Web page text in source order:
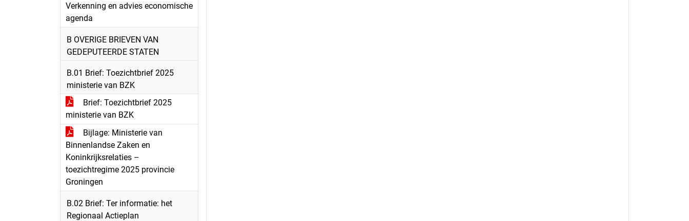
Verkenning en advies economische
agenda
B OVERIGE BRIEVEN VAN
GEDEPUTEERDE STATEN
B.01 Brief: Toezichtbrief 2025
ministerie van BZK
Brief: Toezichtbrief 2025
ministerie van BZK
Bijlage: Ministerie van
Binnenlandse Zaken en
Koninkrijksrelaties –
toezichtregime 2025 provincie
Groningen
B.02 Brief: Ter informatie: het
Regionaal Actieplan